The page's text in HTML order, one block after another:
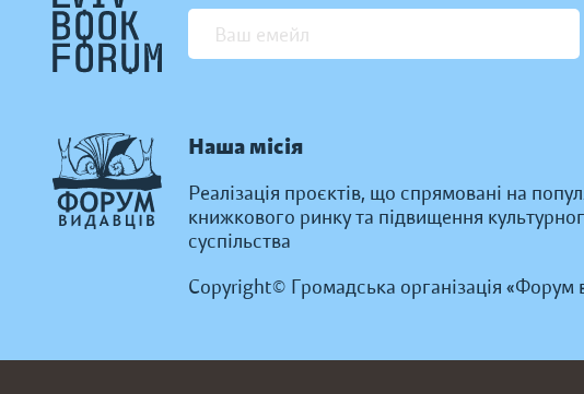
Наша місія
Реалізація проєктів, що спрямовані на
книжкового ринку та підвищення
суспільства
Copyright© Громадська організація «Форум